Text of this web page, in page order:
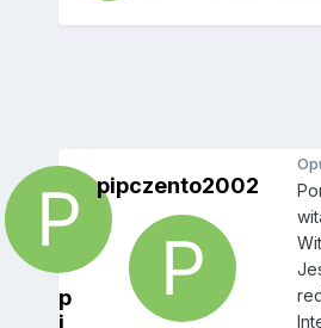
p
i
pipczento2002